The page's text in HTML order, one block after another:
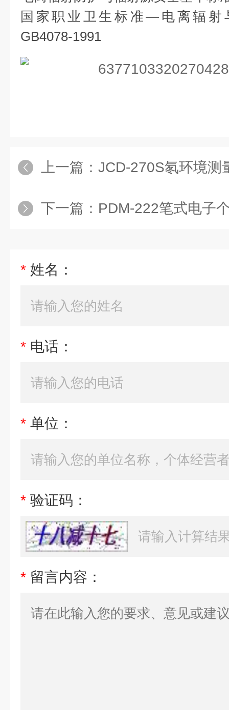
国家职业卫生标准—电离辐射
GB4078-1991
上一篇： JCD-270S氡环境测
下一篇： PDM-222笔式电子
* 姓名：
* 电话：
* 单位：
* 验证码：
* 留言内容：